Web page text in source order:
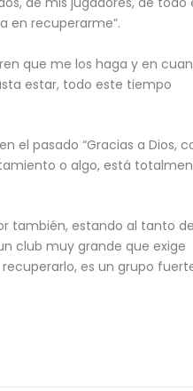
en recuperarme”.
que me los haga y en
estar, todo este tiempo
el pasado “Gracias a Dios,
o algo, está
también, estando al tanto de
club muy grande que exige
es un grupo